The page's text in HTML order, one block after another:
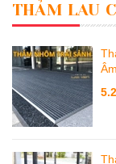
THẢM LAU